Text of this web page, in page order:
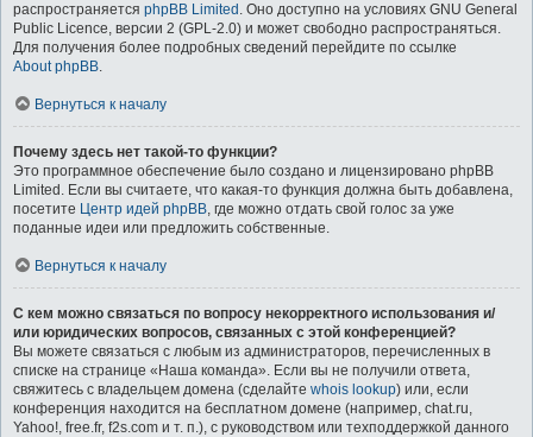
распространяется phpBB Limited . Оно доступно на условиях GNU General
Public Licence, версии 2 (GPL-2.0) и может свободно распространяться.
Для получения более подробных сведений перейдите по ссылке
About phpBB.
Вернуться к началу
Почему здесь нет такой-то функции?
Это программное обеспечение было создано и лицензировано phpBB
Limited. Если вы считаете, что какая-то функция должна быть добавлена,
посетите Центр идей phpBB, где можно отдать свой голос за уже
поданные идеи или предложить собственные.
Вернуться к началу
С кем можно связаться по вопросу некорректного использования и/
или юридических вопросов, связанных с этой конференцией?
Вы можете связаться с любым из администраторов, перечисленных в
списке на странице «Наша команда». Если вы не получили ответа,
свяжитесь с владельцем домена (сделайте whois lookup) или, если
конференция находится на бесплатном домене (например, chat.ru,
Yahoo!, free.fr, f2s.com и т. п.), с руководством или техподдержкой данного